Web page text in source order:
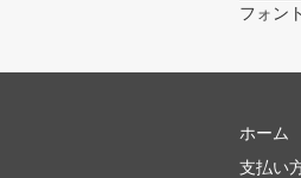
フォン
ホーム
支払い